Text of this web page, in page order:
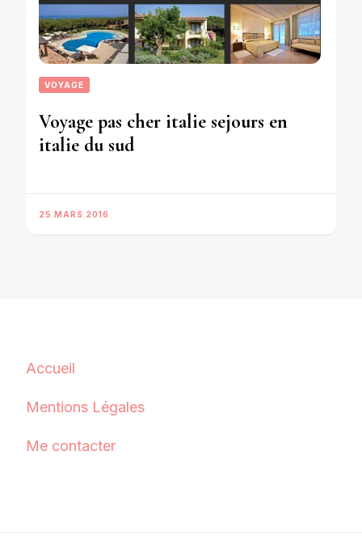
VOYAGE
Voyage pas cher italie sejours en
italie du sud
25 MARS 2016
Accueil
Mentions Légales
Me contacter